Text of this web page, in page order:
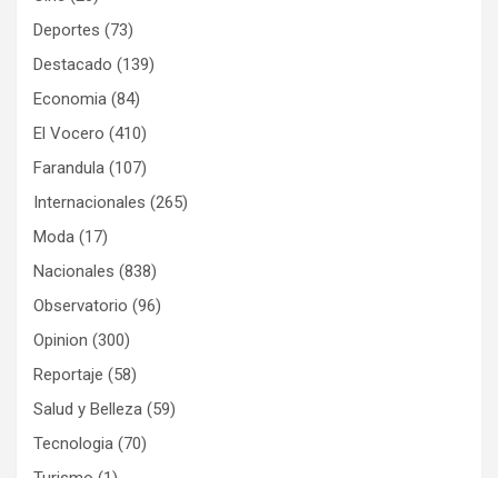
Deportes (73)
Destacado (139)
Economia (84)
El Vocero (410)
Farandula (107)
Internacionales (265)
Moda (17)
Nacionales (838)
Observatorio (96)
Opinion (300)
Reportaje (58)
Salud y Belleza (59)
Tecnologia (70)